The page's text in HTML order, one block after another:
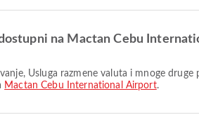
na Mactan Cebu
Mactan Cebu International Airport.